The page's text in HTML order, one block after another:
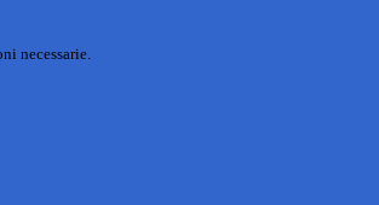
necessarie.